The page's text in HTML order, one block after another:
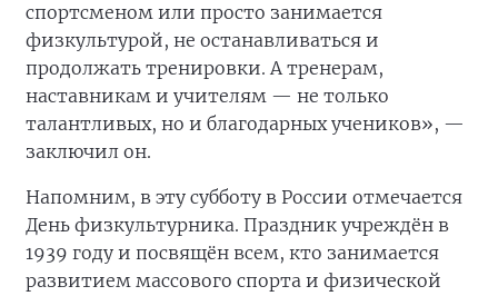
спортсменом или просто занимается
физкультурой, не останавливаться и
продолжать тренировки. А тренерам,
наставникам и учителям — не только
талантливых, но и благодарных учеников», —
заключил он.
Напомним, в эту субботу в России отмечается
День физкультурника. Праздник учреждён в
1939 году и посвящён всем, кто занимается
развитием массового спорта и физической